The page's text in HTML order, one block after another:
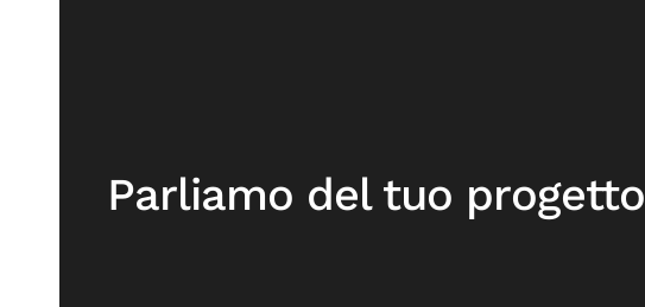
Parliamo del tuo progetto